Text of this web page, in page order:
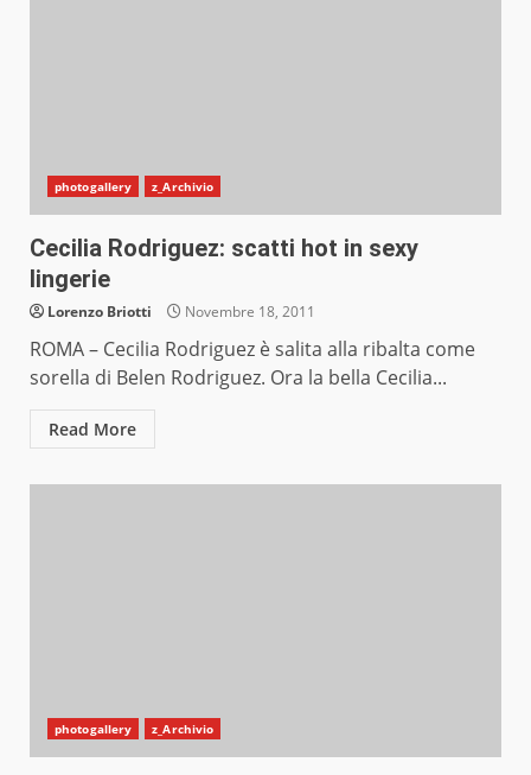
photogallery z_Archivio
Cecilia Rodriguez: scatti hot in sexy
lingerie
Lorenzo Briotti Novembre 18, 2011
ROMA – Cecilia Rodriguez è salita alla ribalta come
sorella di Belen Rodriguez. Ora la bella Cecilia...
Read More
photogallery z_Archivio